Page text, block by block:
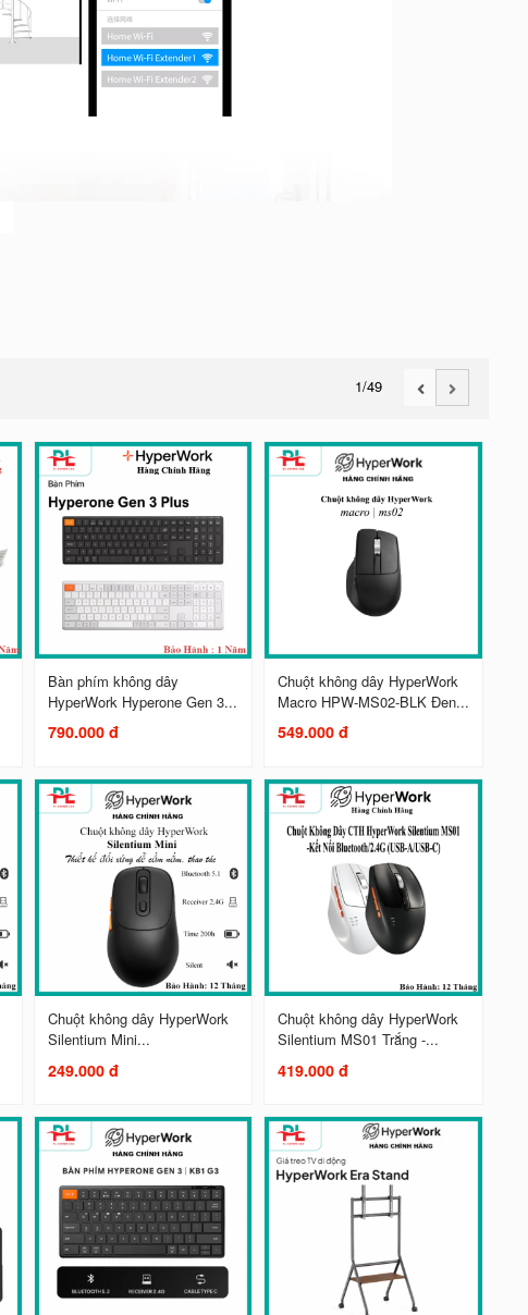
1/49
Bàn phím không dây
HyperWork Hyperone Gen 3...
790.000 đ
Chuột không dây HyperWork
Macro HPW-MS02-BLK Đen...
549.000 đ
Chuột không dây HyperWork
Silentium Mini...
249.000 đ
Chuột không dây HyperWork
Silentium MS01 Trắng -...
419.000 đ